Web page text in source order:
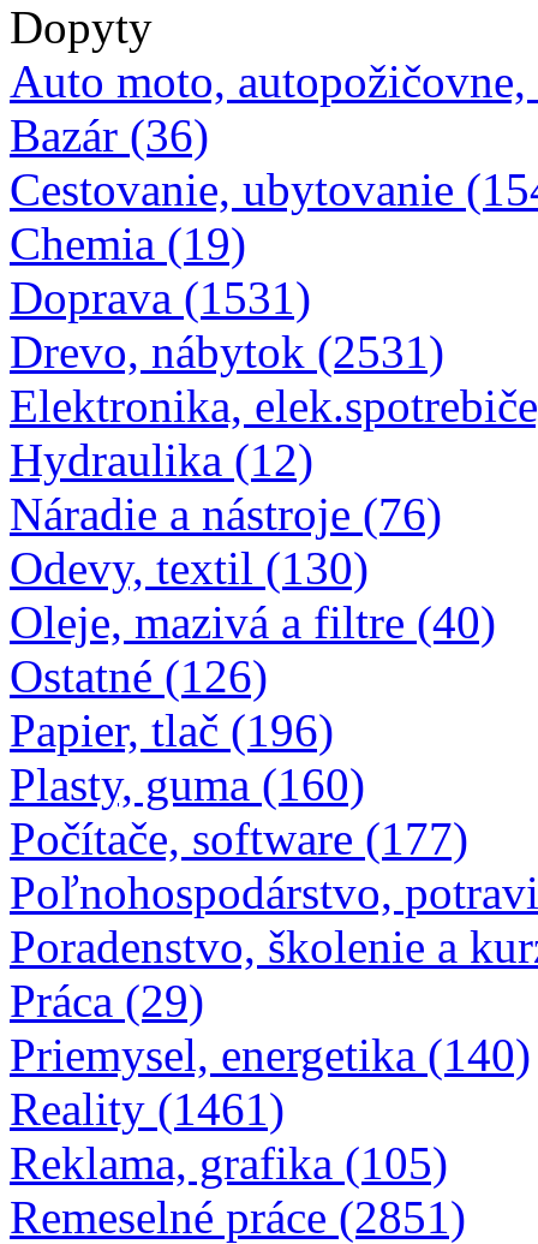
Dopyty
Auto moto,
Bazár (36)
Cestovanie, ubytovanie
Chemia (19)
Doprava (1531)
Drevo, nábytok (2531)
Elektronika,
Hydraulika (12)
Náradie a nástroje (76)
Odevy, textil (130)
Oleje, mazivá a filtre (40)
Ostatné (126)
Papier, tlač (196)
Plasty, guma (160)
Počítače, software (177)
Poľnohospodárstvo,
Poradenstvo, školenie a
Práca (29)
Priemysel, energetika (140)
Reality (1461)
Reklama, grafika (105)
Remeselné práce (2851)